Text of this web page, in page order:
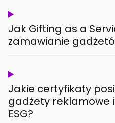
Jak Gifting as a
zamawianie
Jakie certyfikaty
gadżety reklamowe
ESG?